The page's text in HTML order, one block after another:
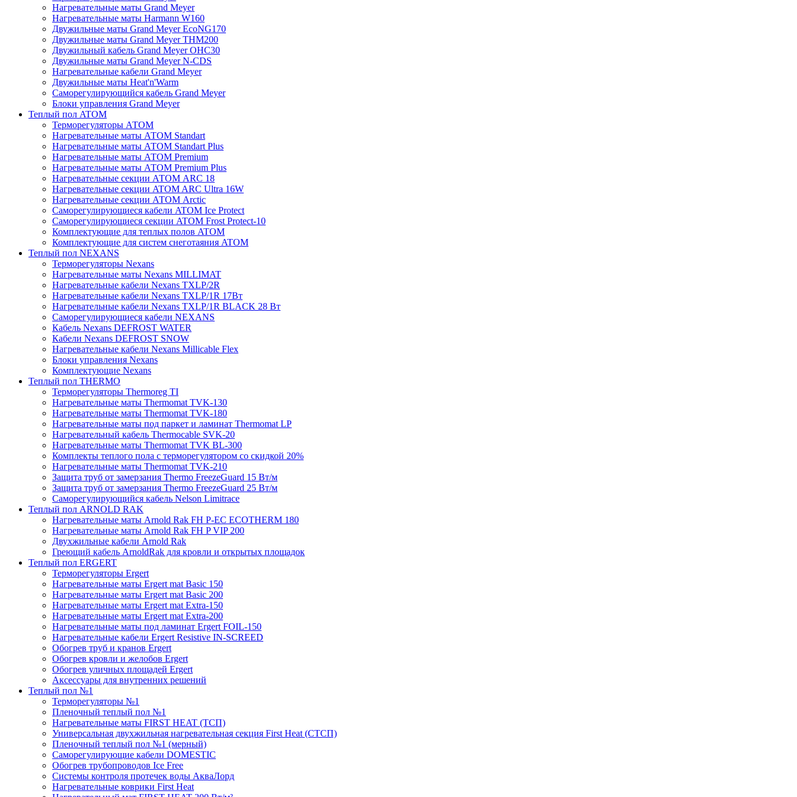
Нагревательные маты Grand Meyer
Нагревательные маты Harmann W160
Двужильные маты Grand Meyer EcoNG170
Двужильные маты Grand Meyer THM200
Двужильный кабель Grand Meyer OHC30
Двужильные маты Grand Meyer N-CDS
Нагревательные кабели Grand Meyer
Двужильные маты Heat'n'Warm
Саморегулирующийся кабель Grand Meyer
Блоки управления Grand Meyer
Теплый пол ATOM
Терморегуляторы АТОМ
Нагревательные маты АТОМ Standart
Нагревательные маты АТОМ Standart Plus
Нагревательные маты АТОМ Premium
Нагревательные маты АТОМ Premium Plus
Нагревательные секции АТОМ ARC 18
Нагревательные секции ATOM ARC Ultra 16W
Нагревательные секции АТОМ Arctic
Саморегулирующиеся кабели ATOM Ice Protect
Саморегулирующиеся секции ATOM Frost Protect-10
Комплектующие для теплых полов ATOM
Комплектующие для систем снеготаяния ATOM
Теплый пол NEXANS
Терморегуляторы Nexans
Нагревательные маты Nexans MILLIMAT
Нагревательные кабели Nexans TXLP/2R
Нагревательные кабели Nexans TXLP/1R 17Вт
Нагревательные кабели Nexans TXLP/1R BLACK 28 Вт
Саморегулирующиеся кабели NEXANS
Кабель Nexans DEFROST WATER
Кабели Nexans DEFROST SNOW
Нагревательные кабели Nexans Millicable Flex
Блоки управления Nexans
Комплектующие Nexans
Теплый пол THERMO
Терморегуляторы Thermoreg TI
Нагревательные маты Thermomat TVK-130
Нагревательные маты Thermomat TVK-180
Нагревательные маты под паркет и ламинат Thermomat LP
Нагревательный кабель Thermocable SVK-20
Нагревательные маты Thermomat TVK BL-300
Комплекты теплого пола с терморегулятором со скидкой 20%
Нагревательные маты Thermomat TVK-210
Защита труб от замерзания Thermo FreezeGuard 15 Вт/м
Защита труб от замерзания Thermo FreezeGuard 25 Вт/м
Саморегулирующийся кабель Nelson Limitrace
Теплый пол ARNOLD RAK
Нагревательные маты Arnold Rak FH P-EC ECOTHERM 180
Нагревательные маты Arnold Rak FH P VIP 200
Двухжильные кабели Arnold Rak
Греющий кабель ArnoldRak для кровли и открытых площадок
Теплый пол ERGERT
Терморегуляторы Ergert
Нагревательные маты Ergert mat Basic 150
Нагревательные маты Ergert mat Basic 200
Нагревательные маты Ergert mat Extra-150
Нагревательные маты Ergert mat Extra-200
Нагревательные маты под ламинат Ergert FOIL-150
Нагревательные кабели Ergert Resistive IN-SCREED
Обогрев труб и кранов Ergert
Обогрев кровли и желобов Ergert
Обогрев уличных площадей Ergert
Аксессуары для внутренних решений
Теплый пол №1
Терморегуляторы №1
Пленочный теплый пол №1
Нагревательные маты FIRST HEAT (ТСП)
Универсальная двухжильная нагревательная секция First Heat (СТСП)
Пленочный теплый пол №1 (мерный)
Саморегулирующие кабели DOMESTIC
Обогрев трубопроводов Ice Free
Системы контроля протечек воды АкваЛорд
Нагревательные коврики First Heat